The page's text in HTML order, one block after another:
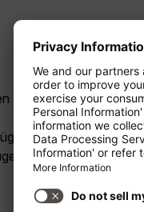
Preisen in Ihren
für die Kurz- und